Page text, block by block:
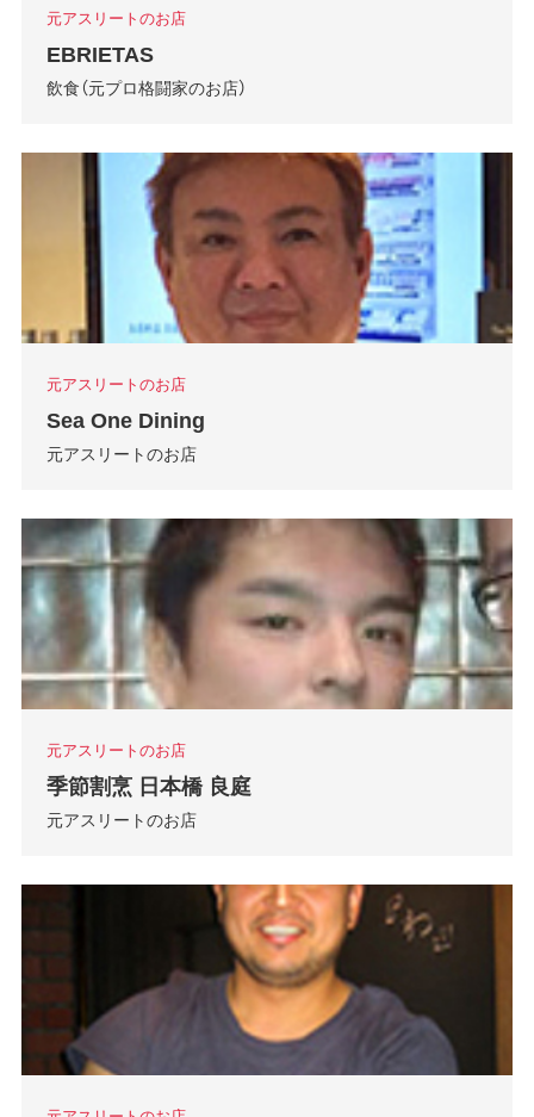
元アスリートのお店
EBRIETAS
飲食（元プロ格闘家のお店）
元アスリートのお店
Sea One Dining
元アスリートのお店
元アスリートのお店
季節割烹 日本橋 良庭
元アスリートのお店